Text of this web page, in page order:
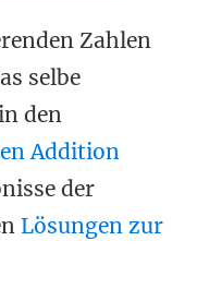
Zahlen
selbe
den
Addition
der
Lösungen zur